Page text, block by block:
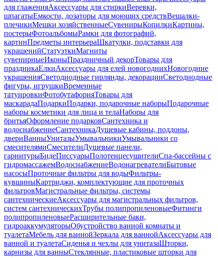
для глаженияАксессуары для стиркиВеревки,
шпагатыЕмкости, дозаторы для моющих средствВешалки-
плечикиМешки хозяйственныеСувенирыКопилкиКартины,
постерыФотоальбомыРамки для фотографий,
картинПредметы интерьераШкатулки, подставки для
украшенийСтатуэткиМагниты
сувенирныеИконыПраздничный декорТовары для
праздникаЕлкиАксессуары для елей новогоднихНовогодние
украшенияСветодиодные гирлянды, декорацииСветодиодные
фигуры, игрушкиВременные
татуировкиФотобутафорияТовары для
маскарадаПодаркиПодарки, подарочные наборыПодарочные
наборы косметики для лица и телаНаборы для
бритьяОформление подарковСантехника и
водоснабжениеСантехникаДушевые кабины, поддоны,
двериВанныУнитазыУмывальникиУмывальники со
смесителямиСмесителиДушевые панели,
гарнитурыБидеПиссуарыПолотенцесушителиСпа-бассейны с
гидромассажемВодоснабжениеВодонагревателиБытовые
насосыПроточные фильтры для водыФильтры-
кувшиныКартриджи, комплектующие для проточных
фильтровМагистральные фильтры, системы
сантехническиеАксессуары для магистральных фильтров,
систем сантехническихТрубы полипропиленовыеФитинги
полипропиленовыеРасширительные баки,
гидроаккумуляторыОбустройство ванной комнаты и
туалетаМебель для ваннойЗеркала для ваннойАксессуары для
ванной и туалетаСиденья и чехлы для унитазаШторки,
карнизы для ванныСтеклянные, пластиковые шторки для